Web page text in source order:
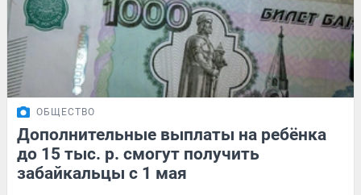
ОБЩЕСТВО
Дополнительные выплаты на ребёнка
до 15 тыс. р. смогут получить
забайкальцы с 1 мая